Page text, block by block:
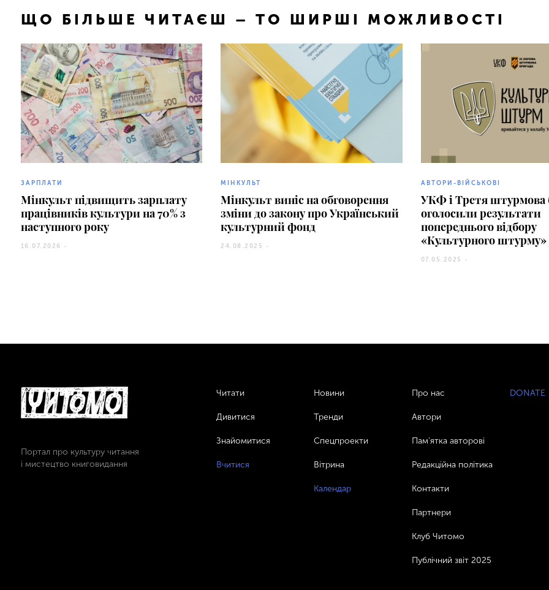
ЩО БІЛЬШЕ ЧИТАЄШ – ТО ШИРШІ МОЖЛИВОСТІ
ЗАРПЛАТИ
Мінкульт підвищить зарплату
працівників культури на 70% з
наступного року
16.07.2026 -
МІНКУЛЬТ
Мінкульт виніс на обговорення
зміни до закону про Український
культурний фонд
24.08.2025 -
АВТОРИ-ВІЙСЬКОВІ
УКФ і Третя штурмова
оголосили результати
попереднього відбору
«Культурного штурму»
07.05.2025 -
Портал про культуру читання
і мистецтво книговидання
Читати
Дивитися
Знайомитися
Вчитися
Новини
Тренди
Спецпроекти
Вітрина
Календар
Про нас
Автори
Пам’ятка авторові
Редакційна політика
Контакти
Партнери
Клуб Читомо
Публічний звіт 2025
DONATE